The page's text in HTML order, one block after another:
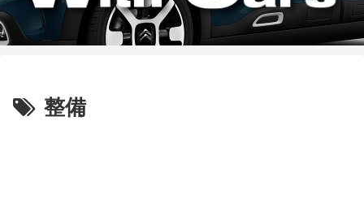
整備